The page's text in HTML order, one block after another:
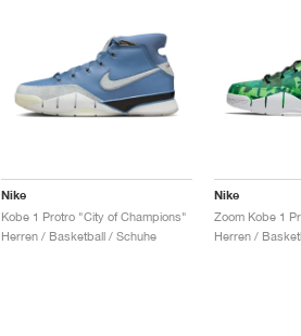
Nike
Kobe 1 Protro "City of Champions"
Herren / Basketball / Schuhe
Nike
Herren /